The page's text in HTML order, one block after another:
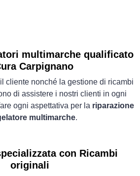
multimarche qualificato
Carpignano
il cliente nonché la gestione di ricambi
di assistere i nostri clienti in ogni
ogni aspettativa per la riparazione
multimarche.
con Ricambi
originali